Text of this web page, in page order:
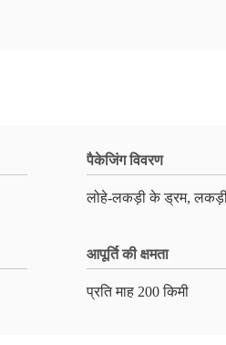
पैकेजिंग विवरण
लोहे-लकड़ी के ड्रम,
आपूर्ति की क्षमता
प्रति माह 200 किमी